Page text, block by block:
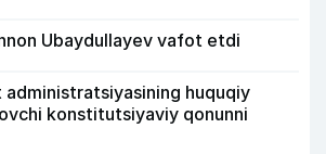
Ubaydullayev vafot etdi
huquqiy
konstitutsiyaviy qonunni